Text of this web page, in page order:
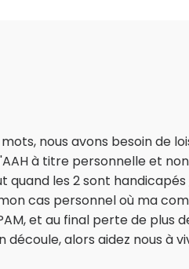
nous avons besoin de
à titre personnelle et
quand les 2 sont
cas personnel où ma
et au final perte de plus
alors aidez nous à